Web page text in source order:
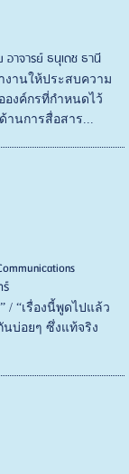
อาจารย์ ธนุเดช ธานี
งานให้ประสบความ
องค์กรที่กำหนดไว้
านการสื่อสาร...
/ “เรื่องนี้พูดไปแล้ว
นบ่อยๆ ซึ่งแท้จริง